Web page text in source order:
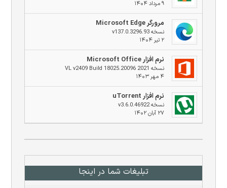
۹ مرداد ۱۴۰۴
مرورگر Microsoft Edge
نسخه v137.0.3296.93
۲ تیر ۱۴۰۴
نرم افزار Microsoft Office
نسخه 2021 VL v2409 Build 18025.20096
۴ مهر ۱۴۰۳
نرم افزار uTorrent
نسخه v3.6.0.46922
۲۷ آبان ۱۴۰۲
تبلیغات شما در اینجا